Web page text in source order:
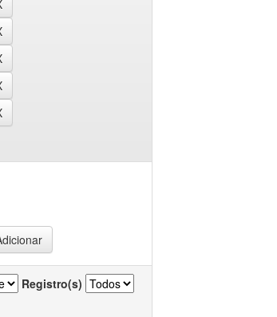
Registro(s)